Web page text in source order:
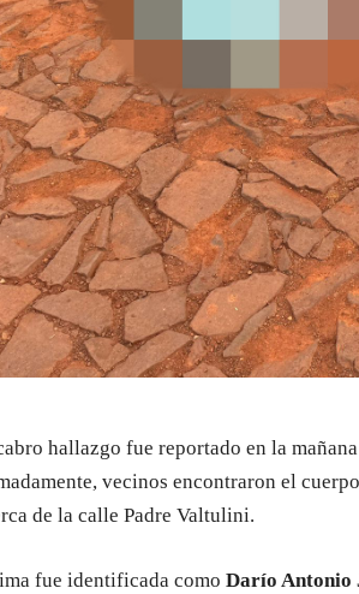
hallazgo fue reportado en la
vecinos encontraron el
de la calle Padre Valtulini.
fue identificada como Darío Antonio